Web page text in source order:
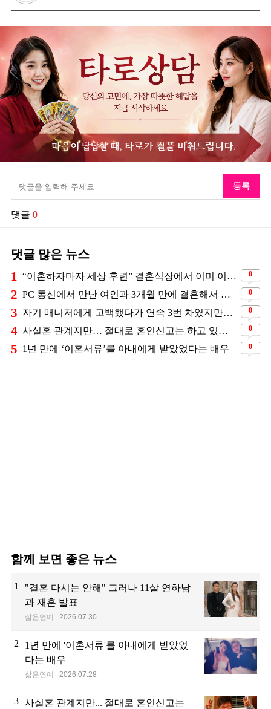
등록
댓글 0
댓글 많은 뉴스
1 “이혼하자마자 세상 후련” 결혼식장에서 이미 이혼을 직감했었다는 배우 0
2 PC 통신에서 만난 여인과 3개월 만에 결혼해서 잘 살고 있는 배우 0
3 자기 매니저에게 고백했다가 연속 3번 차였지만… 결국 결혼에 성공한 배우 0
4 사실혼 관계지만… 절대로 혼인신고는 하고 있지 않다는 배우 0
5 1년 만에 ‘이혼서류’를 아내에게 받았었다는 배우 0
함께 보면 좋은 뉴스
1
"결혼 다시는 안해" 그러나 11살 연하남
과 재혼 발표
삶은연예 2026.07.30
2
1년 만에 '이혼서류'를 아내에게 받았었
다는 배우
삶은연예 2026.07.28
3 사실혼 관계지만... 절대로 혼인신고는